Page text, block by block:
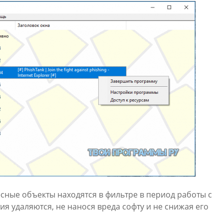
объекты находятся в фильтре в период работы с
удаляются, не нанося вреда софту и не снижая его